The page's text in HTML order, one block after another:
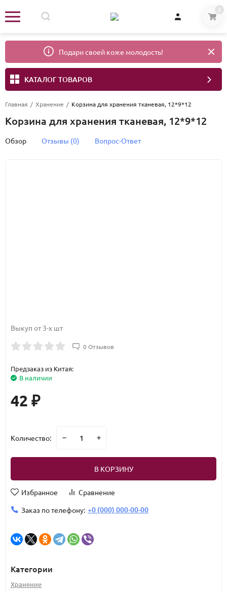
0
Подари своей коже молодость!
КАТАЛОГ ТОВАРОВ
Главная / Хранение / Корзина для хранения тканевая, 12*9*12
Корзина для хранения тканевая, 12*9*12
Обзор Отзывы (0) Вопрос-Ответ
Выкуп от 3-х шт
0 Отзывов
Предзаказ из Китая:
В наличии
42 ₽
Количество:
В КОРЗИНУ
Избранное
Сравнение
Заказ по телефону: +0 (000) 000-00-00
Категории
Хранение